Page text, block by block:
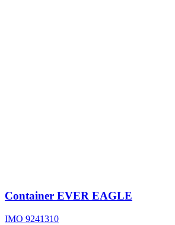
Container EVER EAGLE
IMO 9241310